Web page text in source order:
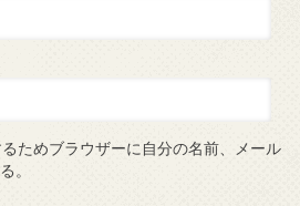
ためブラウザーに自分の名前、メール
。